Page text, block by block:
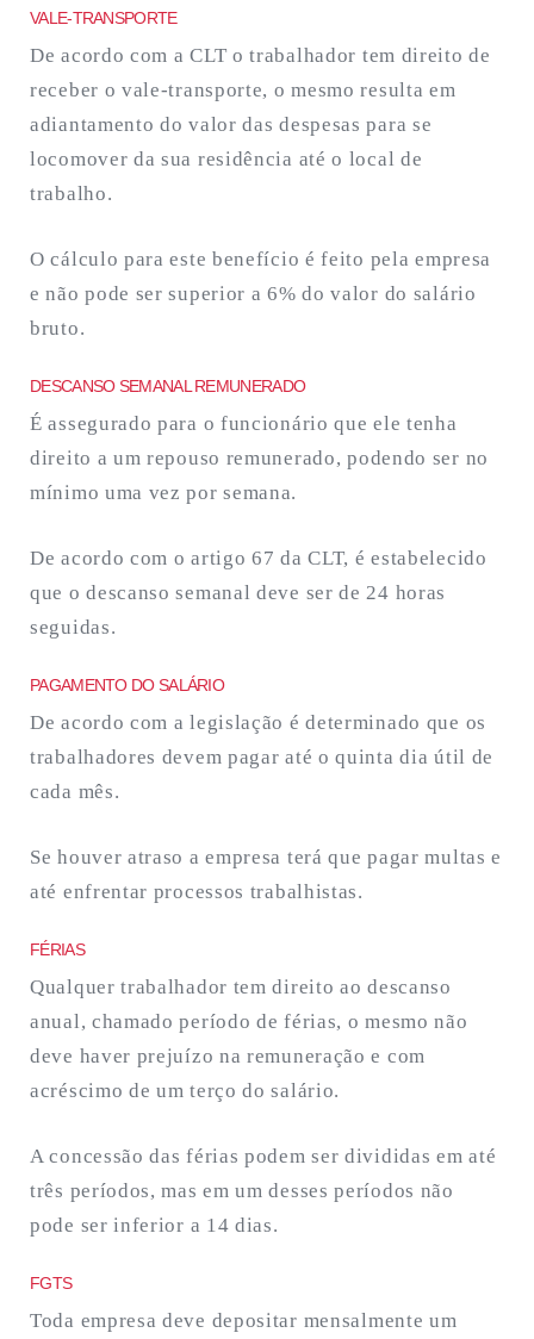
VALE-TRANSPORTE
De acordo com a CLT o trabalhador tem direito de
receber o vale-transporte, o mesmo resulta em
adiantamento do valor das despesas para se
locomover da sua residência até o local de
trabalho.
O cálculo para este benefício é feito pela empresa
e não pode ser superior a 6% do valor do salário
bruto.
DESCANSO SEMANAL REMUNERADO
É assegurado para o funcionário que ele tenha
direito a um repouso remunerado, podendo ser no
mínimo uma vez por semana.
De acordo com o artigo 67 da CLT, é estabelecido
que o descanso semanal deve ser de 24 horas
seguidas.
PAGAMENTO DO SALÁRIO
De acordo com a legislação é determinado que os
trabalhadores devem pagar até o quinta dia útil de
cada mês.
Se houver atraso a empresa terá que pagar multas e
até enfrentar processos trabalhistas.
FÉRIAS
Qualquer trabalhador tem direito ao descanso
anual, chamado período de férias, o mesmo não
deve haver prejuízo na remuneração e com
acréscimo de um terço do salário.
A concessão das férias podem ser divididas em até
três períodos, mas em um desses períodos não
pode ser inferior a 14 dias.
FGTS
Toda empresa deve depositar mensalmente um